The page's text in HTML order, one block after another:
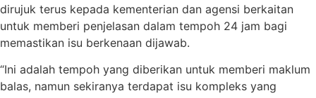
dirujuk terus kepada kementerian dan agensi berkaitan
untuk memberi penjelasan dalam tempoh 24 jam bagi
memastikan isu berkenaan dijawab.
“Ini adalah tempoh yang diberikan untuk memberi maklum
balas, namun sekiranya terdapat isu kompleks yang